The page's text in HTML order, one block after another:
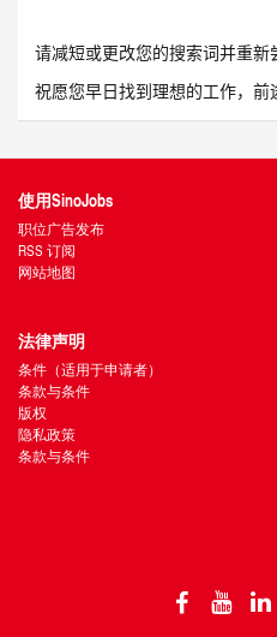
请减短或更改您的搜索词并重新
祝愿您早日找到理想的工作，前
使用SinoJobs
职位广告发布
RSS 订阅
网站地图
法律声明
条件（适用于申请者）
条款与条件
版权
隐私政策
条款与条件